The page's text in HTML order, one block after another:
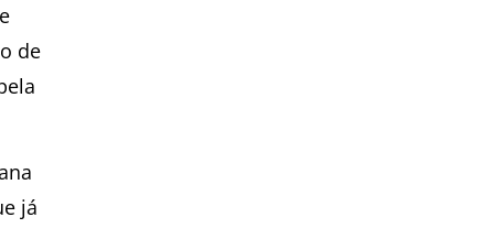
de
já